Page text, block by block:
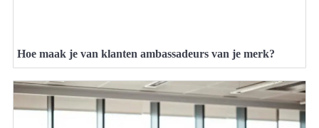
Hoe maak je van klanten ambassadeurs van je merk?